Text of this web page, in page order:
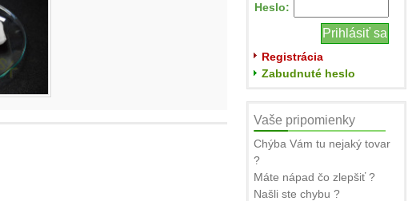
Heslo:
Registrácia
Zabudnuté heslo
Vaše pripomienky
Chýba Vám tu nejaký tovar
?
Máte nápad čo zlepšiť ?
Našli ste chybu ?